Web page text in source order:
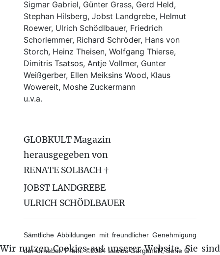
Sigmar Gabriel, Günter Grass, Gerd Held,
Stephan Hilsberg, Jobst Landgrebe, Helmut
Roewer, Ulrich Schödlbauer, Friedrich
Schorlemmer, Richard Schröder, Hans von
Storch, Heinz Theisen, Wolfgang Thierse,
Dimitris Tsatsos, Antje Vollmer, Gunter
Weißgerber, Ellen Meiksins Wood, Klaus
Wowereit, Moshe Zuckermann
u.v.a.
GLOBKULT Magazin
herausgegeben von
RENATE SOLBACH †
JOBST LANDGREBE
ULRICH SCHÖDLBAUER
Sämtliche Abbildungen mit freundlicher Genehmigung
der Urheber. Front: ©2024 Lucius Garganelli, Serie G
Wir nutzen Cookies auf unserer Website. Sie sind